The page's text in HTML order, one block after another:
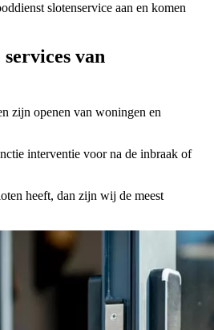
slotenservice aan en komen
van
zijn openen van woningen en
interventie voor na de inbraak of
heeft, dan zijn wij de meest